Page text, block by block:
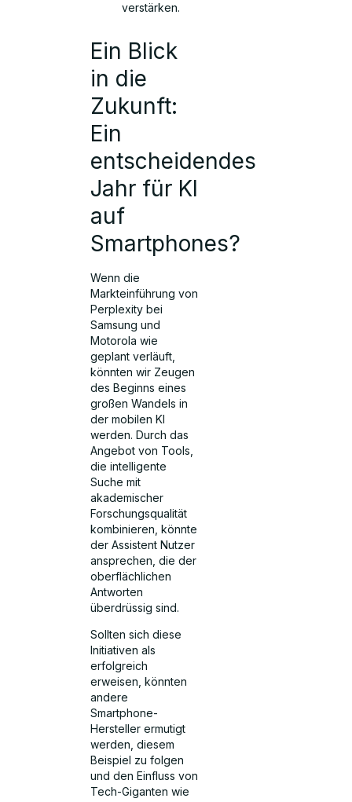
verstärken.
Ein Blick
in die
Zukunft:
Ein
entscheidendes
Jahr für KI
auf
Smartphones?
Wenn die
Markteinführung von
Perplexity bei
Samsung und
Motorola wie
geplant verläuft,
könnten wir Zeugen
des Beginns eines
großen Wandels in
der mobilen KI
werden. Durch das
Angebot von Tools,
die intelligente
Suche mit
akademischer
Forschungsqualität
kombinieren, könnte
der Assistent Nutzer
ansprechen, die der
oberflächlichen
Antworten
überdrüssig sind.
Sollten sich diese
Initiativen als
erfolgreich
erweisen, könnten
andere
Smartphone-
Hersteller ermutigt
werden, diesem
Beispiel zu folgen
und den Einfluss von
Tech-Giganten wie